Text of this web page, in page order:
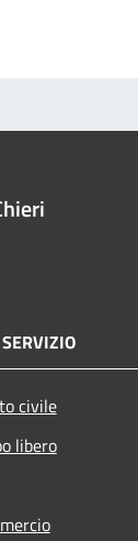
civile
libero